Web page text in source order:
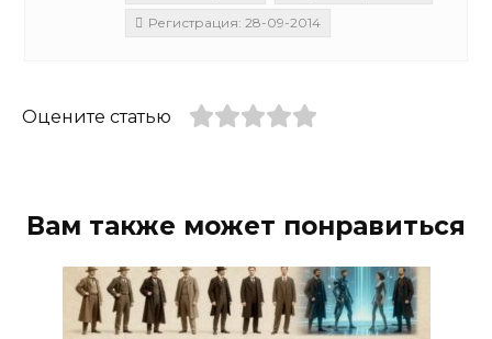
Регистрация: 28-09-2014
Оцените статью
Вам также может понравиться